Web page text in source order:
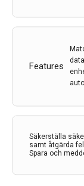
Features
Säkerställa
samt åtgärda
Spara och
Kontakt